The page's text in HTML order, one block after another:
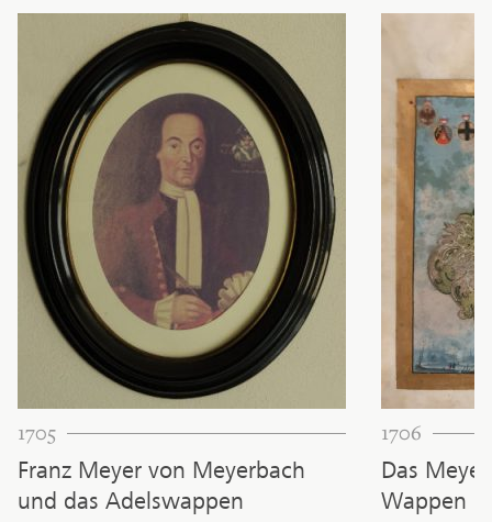
1705
Franz Meyer von Meyerbach
und das Adelswappen
1706
Das
Wappen